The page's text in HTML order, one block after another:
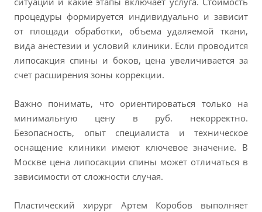
процедуры формируется индивидуально и зависит
от площади обработки, объема удаляемой ткани,
вида анестезии и условий клиники. Если проводится
липосакция спины и боков, цена увеличивается за
счет расширения зоны коррекции.
Важно понимать, что ориентироваться только на
минимальную цену в руб. некорректно.
Безопасность, опыт специалиста и техническое
оснащение клиники имеют ключевое значение. В
Москве цена липосакции спины может отличаться в
зависимости от сложности случая.
Пластический хирург Артем Коробов выполняет